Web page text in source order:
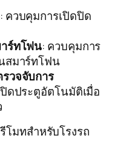
: ควบคุมการเปิดปิด
ร์ทโฟน: ควบคุมการ
สมาร์ทโฟน
วจจับการ
ปิดประตูอัตโนมัติเมื่อ
มทสำหรับโรงรถ